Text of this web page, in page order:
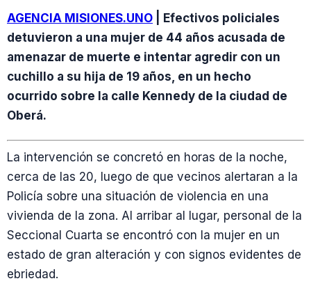
AGENCIA MISIONES.UNO | Efectivos policiales
detuvieron a una mujer de 44 años acusada de
amenazar de muerte e intentar agredir con un
cuchillo a su hija de 19 años, en un hecho
ocurrido sobre la calle Kennedy de la ciudad de
Oberá.
La intervención se concretó en horas de la noche,
cerca de las 20, luego de que vecinos alertaran a la
Policía sobre una situación de violencia en una
vivienda de la zona. Al arribar al lugar, personal de la
Seccional Cuarta se encontró con la mujer en un
estado de gran alteración y con signos evidentes de
ebriedad.